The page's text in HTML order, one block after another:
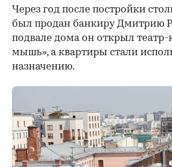
Через год после постройки
был продан банкиру Дмитрию
подвале дома он открыл театр-
мышь», а квартиры стали
назначению.